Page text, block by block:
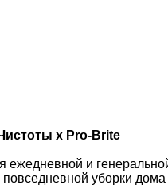
х Pro-Brite
ежедневной и
уборки дома